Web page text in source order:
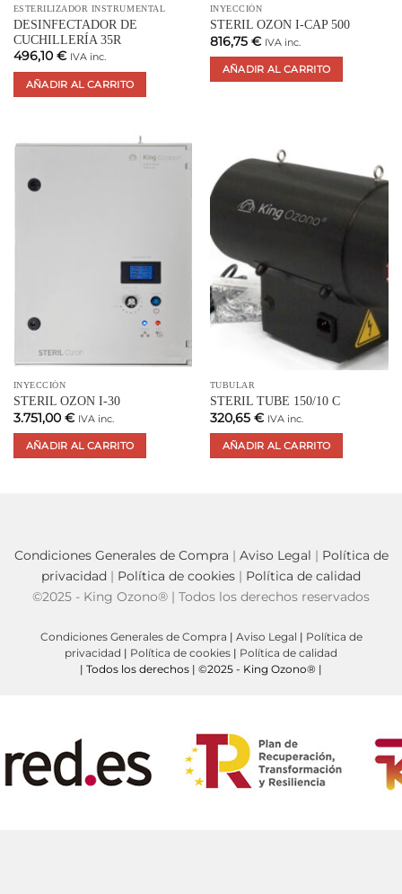
ESTERILIZADOR INSTRUMENTAL
DESINFECTADOR DE
CUCHILLERÍA 35R
496,10 € IVA inc.
AÑADIR AL CARRITO
INYECCIÓN
STERIL OZON I-CAP 500
816,75 € IVA inc.
AÑADIR AL CARRITO
INYECCIÓN
STERIL OZON I-30
3.751,00 € IVA inc.
AÑADIR AL CARRITO
TUBULAR
STERIL TUBE 150/10 C
320,65 € IVA inc.
AÑADIR AL CARRITO
Condiciones Generales de Compra | Aviso Legal | Política de
privacidad | Política de cookies | Política de calidad
©2025 - King Ozono® | Todos los derechos reservados
Condiciones Generales de Compra | Aviso Legal | Política de
privacidad | Política de cookies | Política de calidad
| Todos los derechos | ©2025 - King Ozono® |